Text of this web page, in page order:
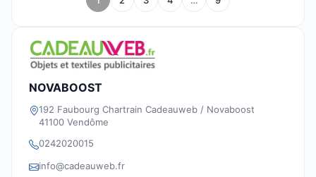
NOVABOOST
192 Faubourg Chartrain Cadeauweb / Novaboost
41100 Vendôme
0242020015
info@cadeauweb.fr